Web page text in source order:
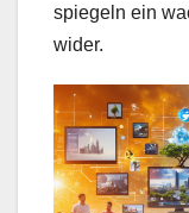
spiegeln ein
wider.